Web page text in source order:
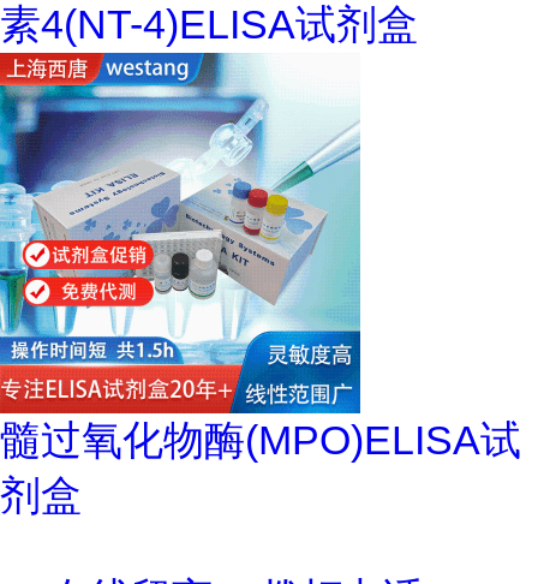
素4(NT-4)ELISA试剂盒
髓过氧化物酶(MPO)ELISA试
剂盒